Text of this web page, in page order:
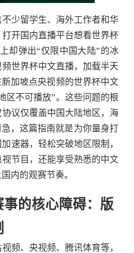
少留学生、海外工作者和华
开国内直播平台想看世界杯
却弹出“仅限中国大陆”的冰
世界杯中文直播，加载半天
加坡点央视频的世界杯中文
区不可播放”。这些问题的根
议仅覆盖中国大陆地区，海
，这篇指南就是为你量身打
速器，轻松突破地区限制，
节目，还能享受熟悉的中文
内的观赛节奏。
的核心障碍：版
频、央视频、腾讯体育等，